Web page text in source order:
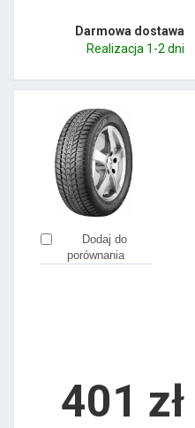
Darmowa dostawa
Realizacja 1-2 dni
Dodaj do
porównania
401 zł